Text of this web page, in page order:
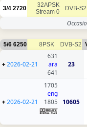
DVB-S2
32APSK
Stream 0
2720
3/4
DVB-S2
8PSK
6250
5/6
23
631
ara
641
2026-02-21
+
10605
1705
eng
1805
2026-02-21
+